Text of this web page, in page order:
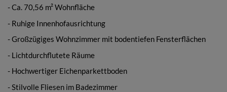
- Ca. 70,56 m² Wohnfläche
- Ruhige Innenhofausrichtung
- Großzügiges Wohnzimmer mit bodentiefen Fensterflächen
- Lichtdurchflutete Räume
- Hochwertiger Eichenparkettboden
- Stilvolle Fliesen im Badezimmer